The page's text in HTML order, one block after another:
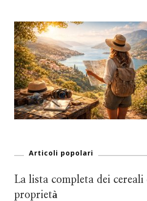
Articoli popolari
La lista completa dei cereali
proprietà